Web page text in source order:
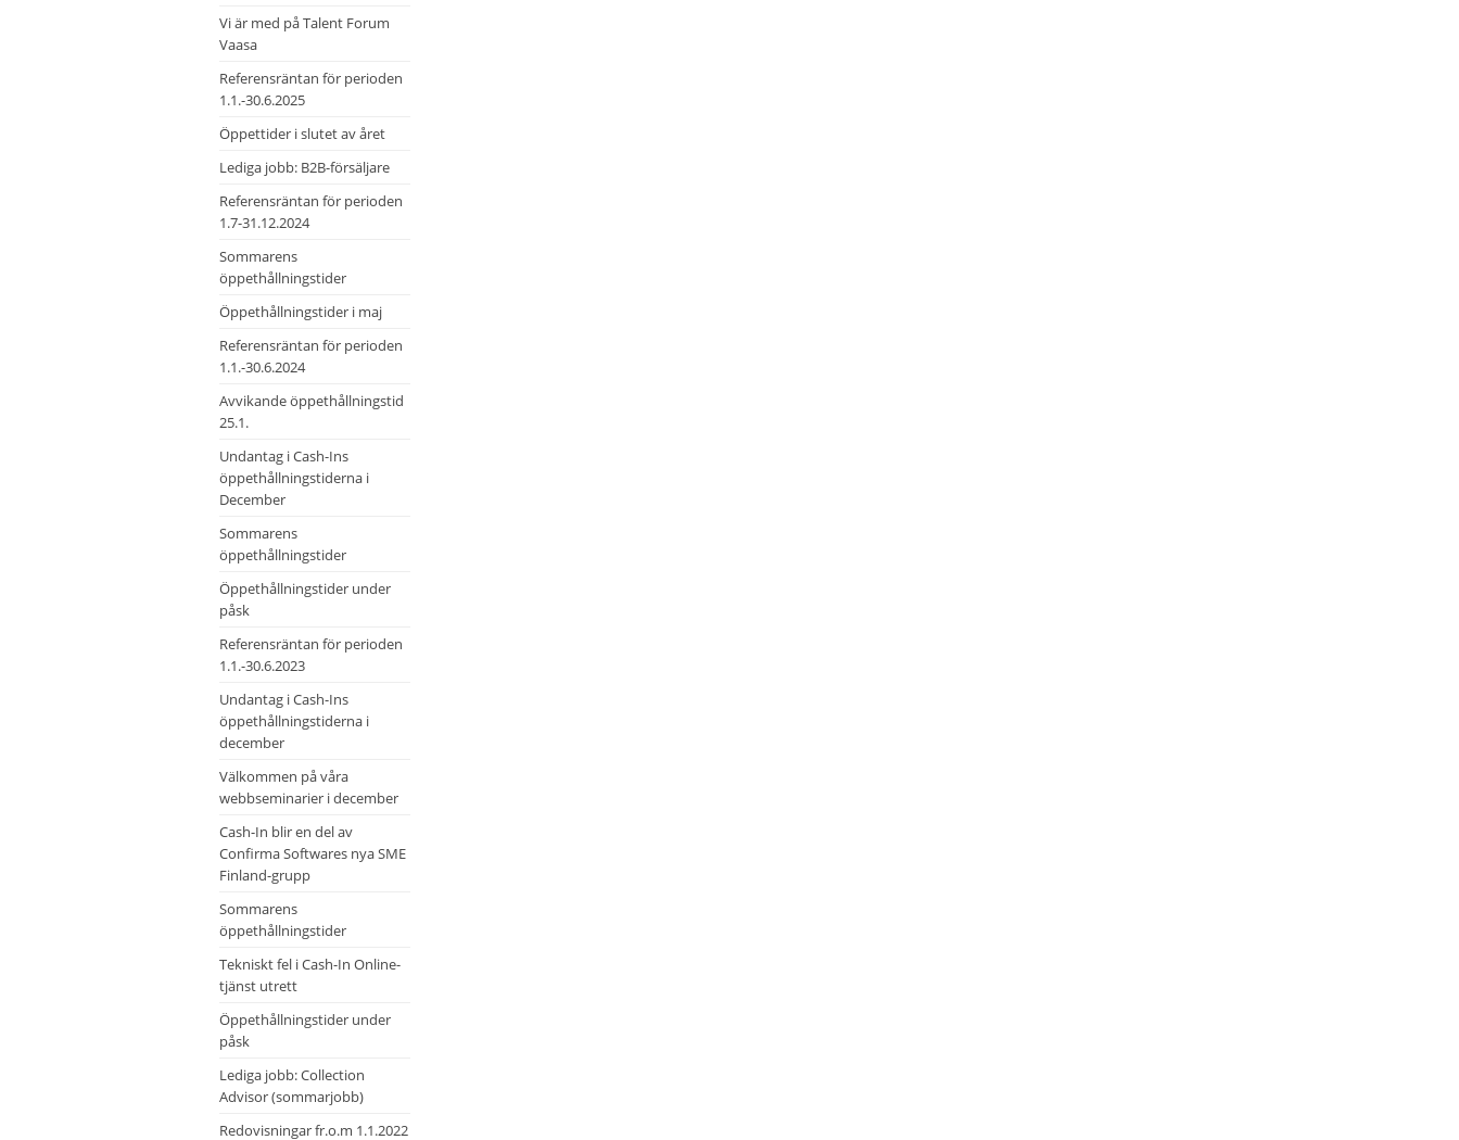
Vi är med på Talent Forum
Vaasa
Referensräntan för perioden
1.1.-30.6.2025
Öppettider i slutet av året
Lediga jobb: B2B-försäljare
Referensräntan för perioden
1.7-31.12.2024
Sommarens
öppethållningstider
Öppethållningstider i maj
Referensräntan för perioden
1.1.-30.6.2024
Avvikande öppethållningstid
25.1.
Undantag i Cash-Ins
öppethållningstiderna i
December
Sommarens
öppethållningstider
Öppethållningstider under
påsk
Referensräntan för perioden
1.1.-30.6.2023
Undantag i Cash-Ins
öppethållningstiderna i
december
Välkommen på våra
webbseminarier i december
Cash-In blir en del av
Confirma Softwares nya SME
Finland-grupp
Sommarens
öppethållningstider
Tekniskt fel i Cash-In Online-
tjänst utrett
Öppethållningstider under
påsk
Lediga jobb: Collection
Advisor (sommarjobb)
Redovisningar fr.o.m 1.1.2022